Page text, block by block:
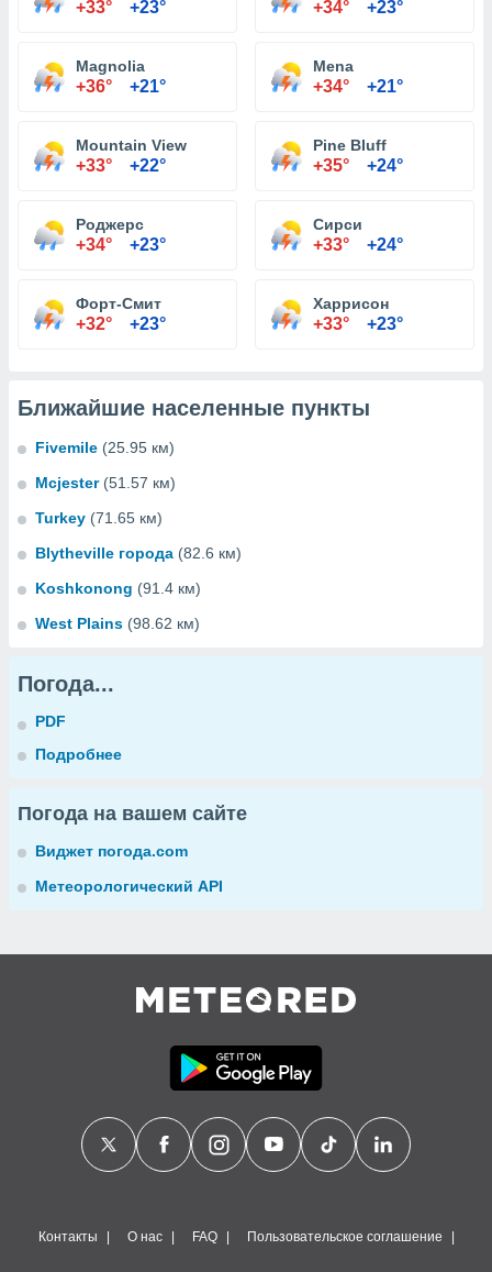
+33° +23° +34° +23°
Magnolia
+36° +21°
Mena
+34° +21°
Mountain View
+33° +22°
Pine Bluff
+35° +24°
Роджерс
+34° +23°
Сирси
+33° +24°
Форт-Смит
+32° +23°
Харрисон
+33° +23°
Ближайшие населенные пункты
Fivemile (25.95 км)
Mcjester (51.57 км)
Turkey (71.65 км)
Blytheville города (82.6 км)
Koshkonong (91.4 км)
West Plains (98.62 км)
Погода...
PDF
Подробнее
Погода на вашем сайте
Виджет погода.com
Метеорологический API
Контакты О нас FAQ Пользовательское соглашение